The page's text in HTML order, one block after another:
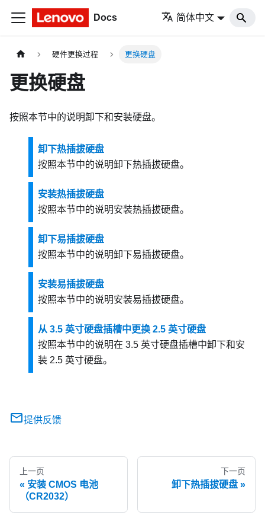
Docs 简体中文
硬件更换过程 更换硬盘
更换硬盘
按照本节中的说明卸下和安装硬盘。
卸下热插拔硬盘
按照本节中的说明卸下热插拔硬盘。
安装热插拔硬盘
按照本节中的说明安装热插拔硬盘。
卸下易插拔硬盘
按照本节中的说明卸下易插拔硬盘。
安装易插拔硬盘
按照本节中的说明安装易插拔硬盘。
从 3.5 英寸硬盘插槽中更换 2.5 英寸硬盘
按照本节中的说明在 3.5 英寸硬盘插槽中卸下和安
装 2.5 英寸硬盘。
提供反馈
上一页
安装 CMOS 电池
（CR2032）
下一页
卸下热插拔硬盘